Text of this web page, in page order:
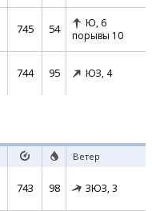
745 54 Ю, 6
порывы 10
744 95 ЮЗ, 4
Ветер
743 98 ЗЮЗ, 3